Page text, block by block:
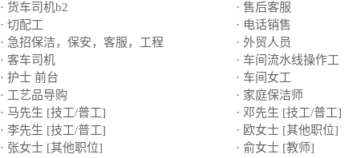
· 货车司机b2
· 售后客服
· 切配工
· 电话销售
· 急招保洁，保安，客服，工程
· 外贸人员
· 客车司机
· 车间流水线操作工
· 护士 前台
· 车间女工
· 工艺品导购
· 家庭保洁师
· 马先生 [技工/普工]
· 邓先生 [技工/普工]
· 李先生 [技工/普工]
· 欧女士 [其他职位]
· 张女士 [其他职位]
· 俞女士 [教师]